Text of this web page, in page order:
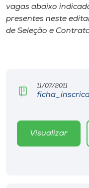
Biblioteca
Unoesc
Store
vagas abaixo
presentes neste
de Seleção e
11/07/2011
Visualizar